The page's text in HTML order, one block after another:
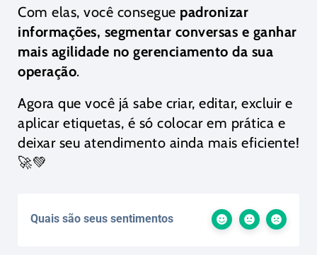
Com elas, você consegue padronizar
informações, segmentar conversas e ganhar
mais agilidade no gerenciamento da sua
operação.
Agora que você já sabe criar, editar, excluir e
aplicar etiquetas, é só colocar em prática e
deixar seu atendimento ainda mais eficiente!
🚀💚
Quais são seus sentimentos